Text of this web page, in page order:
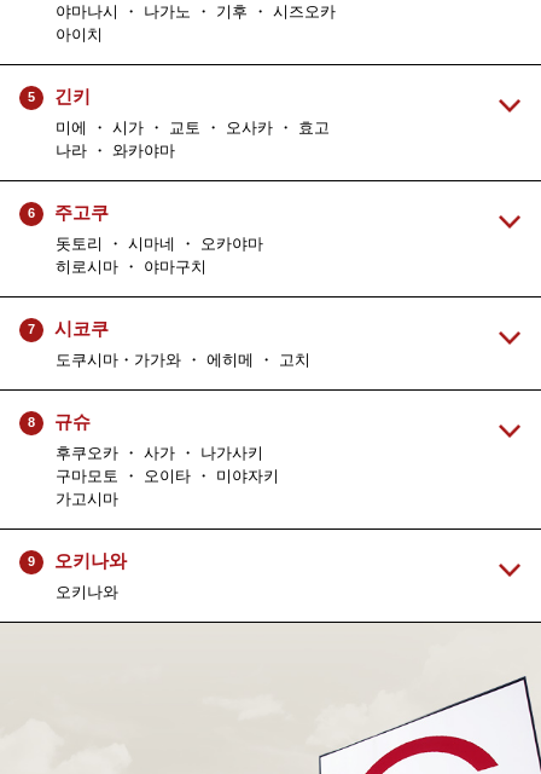
야마나시 ・ 나가노 ・ 기후 ・ 시즈오카
아이치
5 긴키
미에 ・ 시가 ・ 교토 ・ 오사카 ・ 효고
나라 ・ 와카야마
6 주고쿠
돗토리 ・ 시마네 ・ 오카야마
히로시마 ・ 야마구치
7 시코쿠
도쿠시마・가가와 ・ 에히메 ・ 고치
8 규슈
후쿠오카 ・ 사가 ・ 나가사키
구마모토 ・ 오이타 ・ 미야자키
가고시마
9 오키나와
오키나와